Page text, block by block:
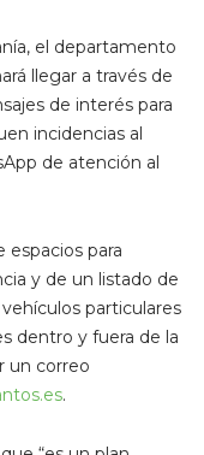
el departamento
llegar a través de
de interés para
incidencias al
de atención al
espacios para
y de un listado de
particulares
dentro y fuera de la
un correo
.